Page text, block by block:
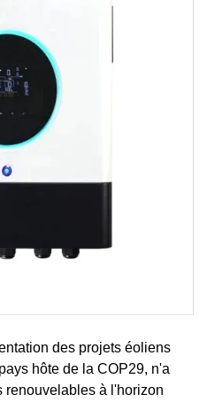
des projets éoliens
hôte de la COP29, n'a
renouvelables à l'horizon